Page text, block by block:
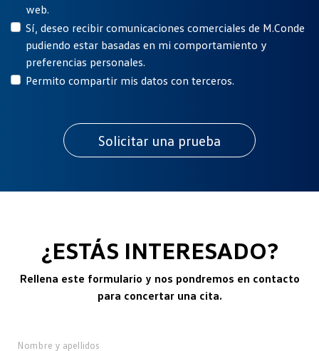
web.
Sí, deseo recibir comunicaciones comerciales de M.Conde
pudiendo estar basadas en mi comportamiento y
preferencias personales.
Permito compartir mis datos con terceros.
¿ESTÁS INTERESADO?
Rellena este formulario y nos pondremos en contacto
para concertar una cita.
Nombre y apellidos